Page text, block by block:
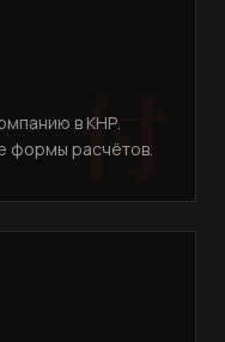
в КНР.
формы расчётов.
付